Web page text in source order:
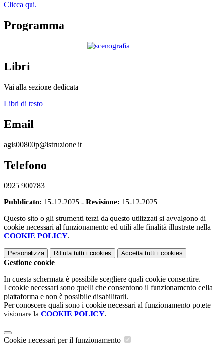
Clicca qui.
Programma
Libri
Vai alla sezione dedicata
Libri di testo
Email
agis00800p@istruzione.it
Telefono
0925 900783
Pubblicato: 15-12-2025 - Revisione: 15-12-2025
Questo sito o gli strumenti terzi da questo utilizzati si avvalgono di
cookie necessari al funzionamento ed utili alle finalità illustrate nella
COOKIE POLICY.
Personalizza Rifiuta tutti i cookies Accetta tutti i cookies
Gestione cookie
In questa schermata è possibile scegliere quali cookie consentire.
I cookie necessari sono quelli che consentono il funzionamento della
piattaforma e non è possibile disabilitarli.
Per conoscere quali sono i cookie necessari al funzionamento potete
visionare la COOKIE POLICY.
Cookie necessari per il funzionamento